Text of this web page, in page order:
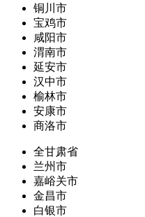
铜川市
宝鸡市
咸阳市
渭南市
延安市
汉中市
榆林市
安康市
商洛市
全甘肃省
兰州市
嘉峪关市
金昌市
白银市